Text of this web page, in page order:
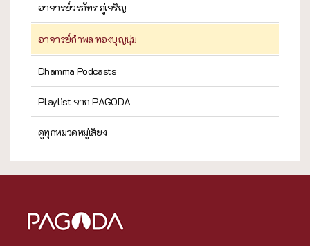
อาจารย์วรภัทร ภู่เจริญ
อาจารย์กำพล ทองบุญนุ่ม
Dhamma Podcasts
Playlist จาก PAGODA
ดูทุกหมวดหมู่เสียง